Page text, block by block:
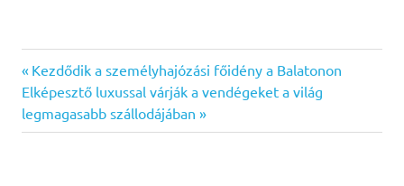
Bejegyzés
navigáció
Previous
Post:
Kezdődik a személyhajózási főidény a Balatonon
Next
Post:
Elképesztő luxussal várják a vendégeket a világ
legmagasabb szállodájában